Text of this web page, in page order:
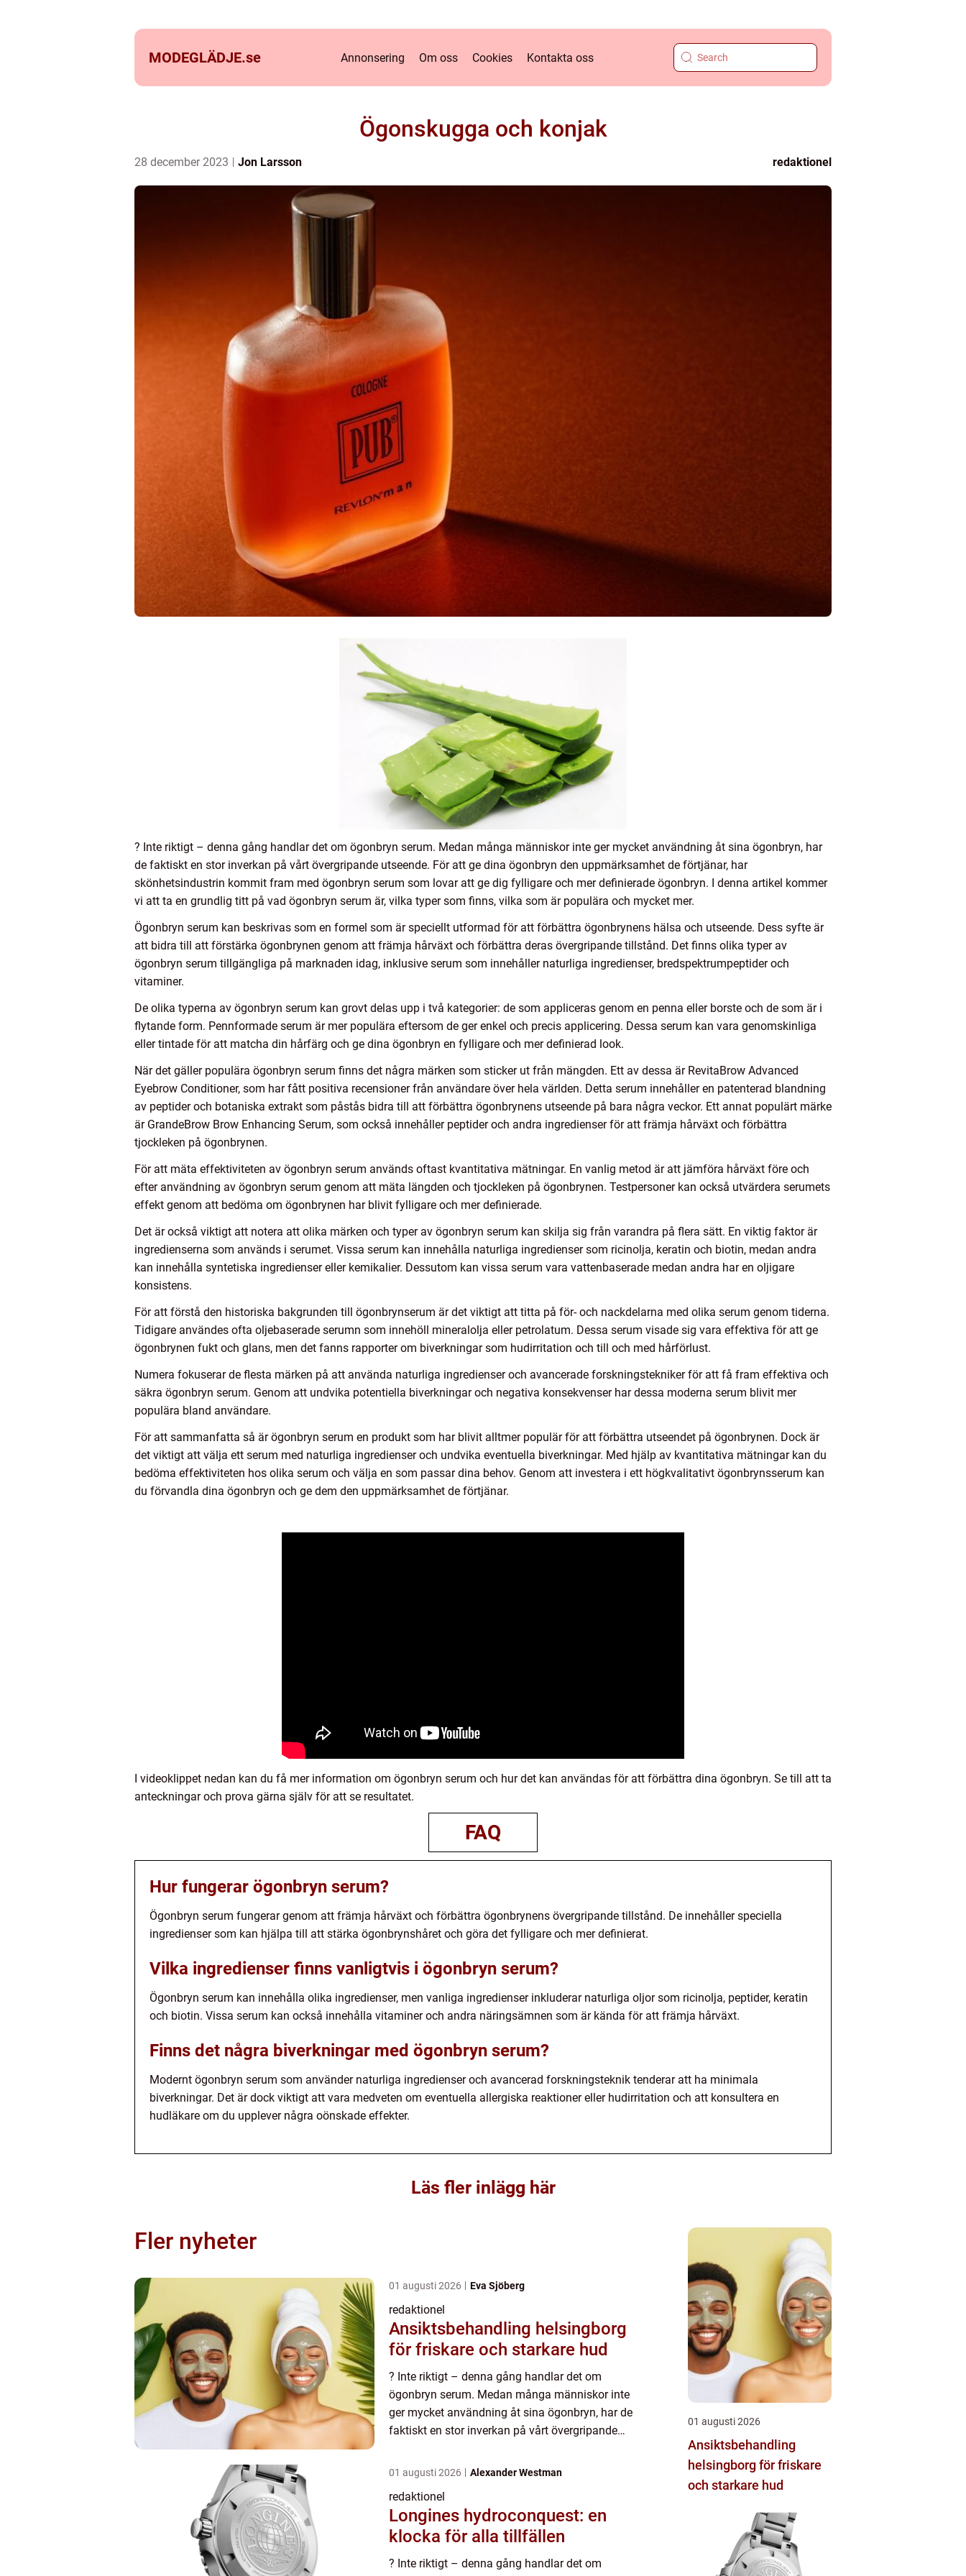
MODEGLÄDJE.se Annonsering Om oss Cookies Kontakta oss
Ögonskugga och konjak
28 december 2023 Jon Larsson redaktionel
? Inte riktigt – denna gång handlar det om ögonbryn serum. Medan många människor inte ger mycket användning åt sina ögonbryn, har
de faktiskt en stor inverkan på vårt övergripande utseende. För att ge dina ögonbryn den uppmärksamhet de förtjänar, har
skönhetsindustrin kommit fram med ögonbryn serum som lovar att ge dig fylligare och mer definierade ögonbryn. I denna artikel kommer
vi att ta en grundlig titt på vad ögonbryn serum är, vilka typer som finns, vilka som är populära och mycket mer.
Ögonbryn serum kan beskrivas som en formel som är speciellt utformad för att förbättra ögonbrynens hälsa och utseende. Dess syfte är
att bidra till att förstärka ögonbrynen genom att främja hårväxt och förbättra deras övergripande tillstånd. Det finns olika typer av
ögonbryn serum tillgängliga på marknaden idag, inklusive serum som innehåller naturliga ingredienser, bredspektrumpeptider och
vitaminer.
De olika typerna av ögonbryn serum kan grovt delas upp i två kategorier: de som appliceras genom en penna eller borste och de som är i
flytande form. Pennformade serum är mer populära eftersom de ger enkel och precis applicering. Dessa serum kan vara genomskinliga
eller tintade för att matcha din hårfärg och ge dina ögonbryn en fylligare och mer definierad look.
När det gäller populära ögonbryn serum finns det några märken som sticker ut från mängden. Ett av dessa är RevitaBrow Advanced
Eyebrow Conditioner, som har fått positiva recensioner från användare över hela världen. Detta serum innehåller en patenterad blandning
av peptider och botaniska extrakt som påstås bidra till att förbättra ögonbrynens utseende på bara några veckor. Ett annat populärt märke
är GrandeBrow Brow Enhancing Serum, som också innehåller peptider och andra ingredienser för att främja hårväxt och förbättra
tjockleken på ögonbrynen.
För att mäta effektiviteten av ögonbryn serum används oftast kvantitativa mätningar. En vanlig metod är att jämföra hårväxt före och
efter användning av ögonbryn serum genom att mäta längden och tjockleken på ögonbrynen. Testpersoner kan också utvärdera serumets
effekt genom att bedöma om ögonbrynen har blivit fylligare och mer definierade.
Det är också viktigt att notera att olika märken och typer av ögonbryn serum kan skilja sig från varandra på flera sätt. En viktig faktor är
ingredienserna som används i serumet. Vissa serum kan innehålla naturliga ingredienser som ricinolja, keratin och biotin, medan andra
kan innehålla syntetiska ingredienser eller kemikalier. Dessutom kan vissa serum vara vattenbaserade medan andra har en oljigare
konsistens.
För att förstå den historiska bakgrunden till ögonbrynserum är det viktigt att titta på för- och nackdelarna med olika serum genom tiderna.
Tidigare användes ofta oljebaserade serumn som innehöll mineralolja eller petrolatum. Dessa serum visade sig vara effektiva för att ge
ögonbrynen fukt och glans, men det fanns rapporter om biverkningar som hudirritation och till och med hårförlust.
Numera fokuserar de flesta märken på att använda naturliga ingredienser och avancerade forskningstekniker för att få fram effektiva och
säkra ögonbryn serum. Genom att undvika potentiella biverkningar och negativa konsekvenser har dessa moderna serum blivit mer
populära bland användare.
För att sammanfatta så är ögonbryn serum en produkt som har blivit alltmer populär för att förbättra utseendet på ögonbrynen. Dock är
det viktigt att välja ett serum med naturliga ingredienser och undvika eventuella biverkningar. Med hjälp av kvantitativa mätningar kan du
bedöma effektiviteten hos olika serum och välja en som passar dina behov. Genom att investera i ett högkvalitativt ögonbrynsserum kan
du förvandla dina ögonbryn och ge dem den uppmärksamhet de förtjänar.
I videoklippet nedan kan du få mer information om ögonbryn serum och hur det kan användas för att förbättra dina ögonbryn. Se till att ta
anteckningar och prova gärna själv för att se resultatet.
FAQ
Hur fungerar ögonbryn serum?
Ögonbryn serum fungerar genom att främja hårväxt och förbättra ögonbrynens övergripande tillstånd. De innehåller speciella
ingredienser som kan hjälpa till att stärka ögonbrynshåret och göra det fylligare och mer definierat.
Vilka ingredienser finns vanligtvis i ögonbryn serum?
Ögonbryn serum kan innehålla olika ingredienser, men vanliga ingredienser inkluderar naturliga oljor som ricinolja, peptider, keratin
och biotin. Vissa serum kan också innehålla vitaminer och andra näringsämnen som är kända för att främja hårväxt.
Finns det några biverkningar med ögonbryn serum?
Modernt ögonbryn serum som använder naturliga ingredienser och avancerad forskningsteknik tenderar att ha minimala
biverkningar. Det är dock viktigt att vara medveten om eventuella allergiska reaktioner eller hudirritation och att konsultera en
hudläkare om du upplever några oönskade effekter.
Läs fler inlägg här
Fler nyheter
01 augusti 2026 Eva Sjöberg
redaktionel
Ansiktsbehandling helsingborg
för friskare och starkare hud
? Inte riktigt – denna gång handlar det om
ögonbryn serum. Medan många människor inte
ger mycket användning åt sina ögonbryn, har de
faktiskt en stor inverkan på vårt övergripande
uppmärksamhet de förtjäna...
01 augusti 2026 Alexander Westman
redaktionel
Longines hydroconquest: en
klocka för alla tillfällen
? Inte riktigt – denna gång handlar det om
01 augusti 2026
Ansiktsbehandling
helsingborg för friskare
och starkare hud